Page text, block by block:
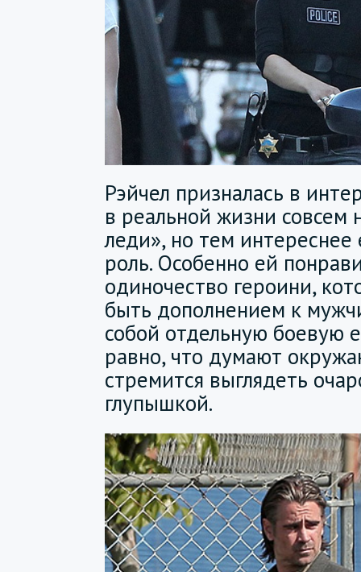
Рэйчел призналась в
в реальной жизни совсем
леди», но тем
роль. Особенно ей
одиночество героини,
быть дополнением к
собой отдельную боевую
равно, что думают
стремится выглядеть
глупышкой.